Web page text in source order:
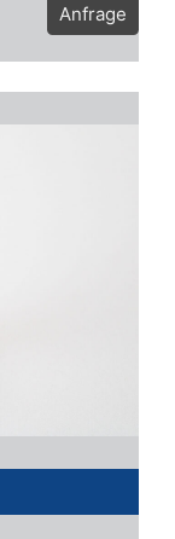
Anfrage